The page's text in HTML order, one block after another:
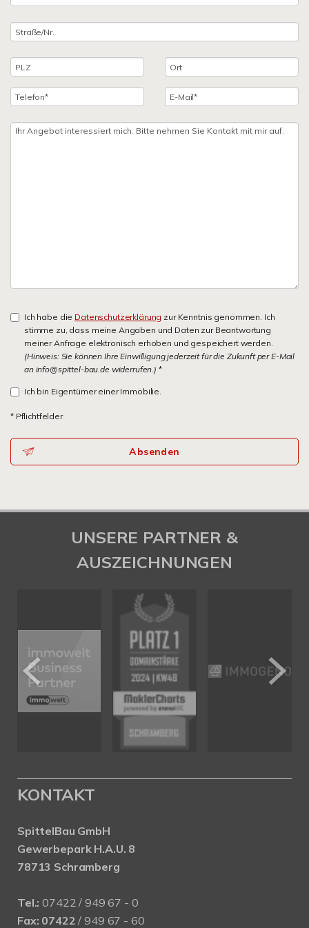
Ich habe die Datenschutzerklärung zur Kenntnis genommen. Ich
stimme zu, dass meine Angaben und Daten zur Beantwortung
meiner Anfrage elektronisch erhoben und gespeichert werden.
(Hinweis: Sie können Ihre Einwilligung jederzeit für die Zukunft per E-Mail
an info@spittel-bau.de widerrufen.) *
Ich bin Eigentümer einer Immobilie.
* Pflichtfelder
Absenden
UNSERE PARTNER &
AUSZEICHNUNGEN
KONTAKT
SpittelBau GmbH
Gewerbepark H.A.U. 8
78713 Schramberg
Tel.: 07422 / 949 67 - 0
Fax: 07422 / 949 67 - 60